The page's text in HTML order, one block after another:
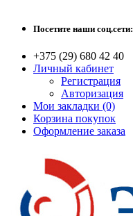
Посетите наши соц.сети:
+375 (29) 680 42 40
Личный кабинет
Регистрация
Авторизация
Мои закладки (0)
Корзина покупок
Оформление заказа